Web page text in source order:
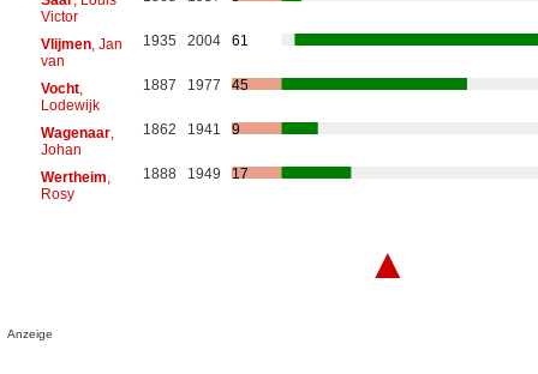
Victor
Vlijmen, Jan
van
1935 2004 61
Vocht,
Lodewijk
1887 1977 45
Wagenaar,
Johan
1862 1941 9
Wertheim
Rosy
1888 1949 17
▲
Anzeige